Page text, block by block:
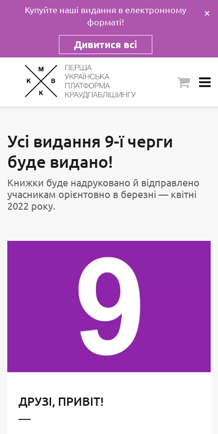
Купуйте наші видання в електронному
форматі!
Дивитися всі
×
Усі видання 9-ї черги
буде видано!
Книжки буде надруковано й відправлено
учасникам орієнтовно в березні — квітні
2022 року.
ДРУЗІ, ПРИВІТ!